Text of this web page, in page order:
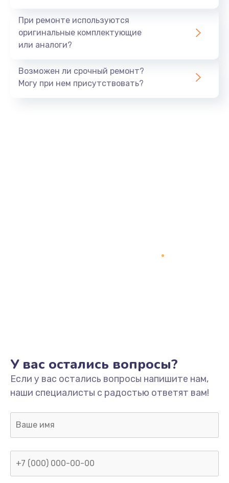
Заказать
1060 руб.
995 руб.
Заказать
Замена шлейфа матрицы
При ремонте используются
оригинальные комплектующие
или аналоги?
Возможен ли срочный ремонт?
Могу при нем присутствовать?
У вас остались вопросы?
Если у вас остались вопросы напишите нам,
наши специалисты с радостью ответят вам!